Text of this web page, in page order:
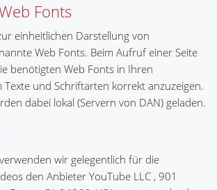
Fonts
einheitlichen Darstellung von
Web Fonts. Beim Aufruf einer Seite
benötigten Web Fonts in Ihren
Texte und Schriftarten korrekt anzuzeigen.
dabei lokal (Servern von DAN) geladen.
wir gelegentlich für die
den Anbieter YouTube LLC , 901